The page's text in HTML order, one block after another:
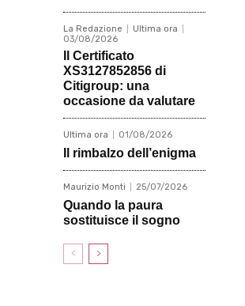
La Redazione
Ultima ora
03/08/2026
Il Certificato
XS3127852856 di
Citigroup: una
occasione da valutare
Ultima ora 01/08/2026
Il rimbalzo dell’enigma
Maurizio Monti 25/07/2026
Quando la paura
sostituisce il sogno